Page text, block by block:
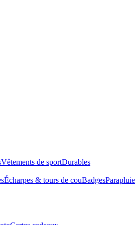
Vêtements de sportDurables
Écharpes & tours de couBadges